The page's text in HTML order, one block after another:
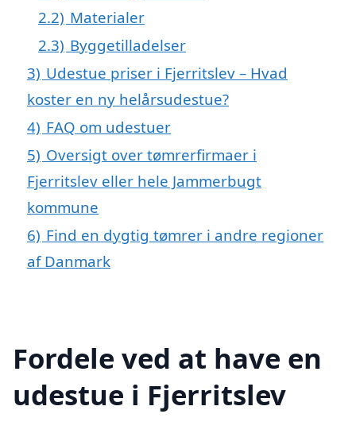
2.2) Materialer
2.3) Byggetilladelser
3) Udestue priser i Fjerritslev – Hvad
koster en ny helårsudestue?
4) FAQ om udestuer
5) Oversigt over tømrerfirmaer i
Fjerritslev eller hele Jammerbugt
kommune
6) Find en dygtig tømrer i andre regioner
af Danmark
Fordele ved at have en
udestue i Fjerritslev